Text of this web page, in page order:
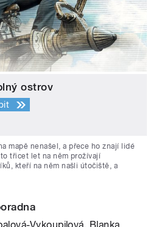
ostrov
mapě nenašel, a přece ho znají lidé
třicet let na něm prožívají
kteří na něm našli útočiště, a